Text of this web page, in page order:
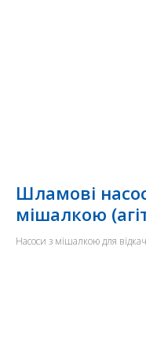
Шламові
мішалкою
Насоси з мішалкою для